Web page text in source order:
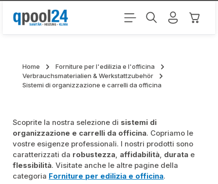
Passa al contenuto principale Il
Home
Forniture per l'edilizia e l'officina
Verbrauchsmaterialien & Werkstattzubehör
Sistemi di organizzazione e carrelli da officina
Scoprite la nostra selezione di sistemi di
organizzazione e carrelli da officina. Copriamo le
vostre esigenze professionali. I nostri prodotti sono
caratterizzati da robustezza, affidabilità, durata e
flessibilità. Visitate anche le altre pagine della
categoria Forniture per edilizia e officina.